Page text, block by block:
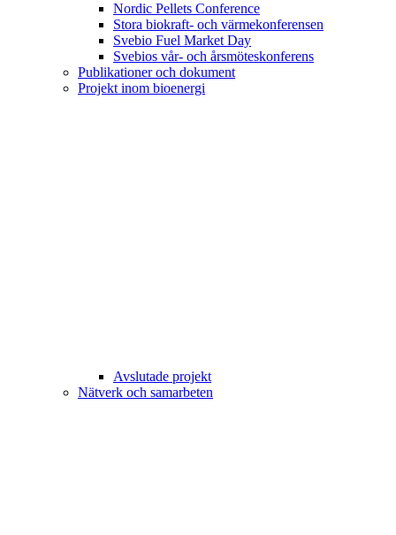
Nordic Pellets Conference
Stora biokraft- och värmekonferensen
Svebio Fuel Market Day
Svebios vår- och årsmöteskonferens
Publikationer och dokument
Projekt inom bioenergi
Avslutade projekt
Nätverk och samarbeten